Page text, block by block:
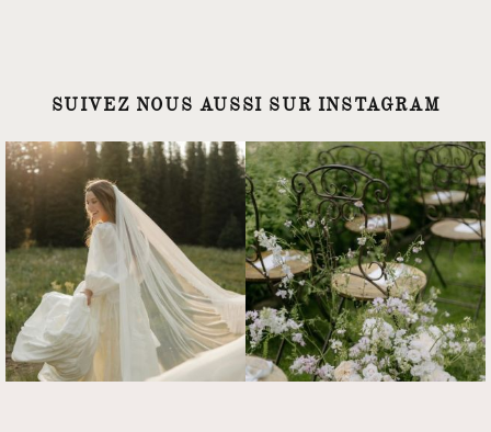
SUIVEZ NOUS AUSSI SUR INSTAGRAM